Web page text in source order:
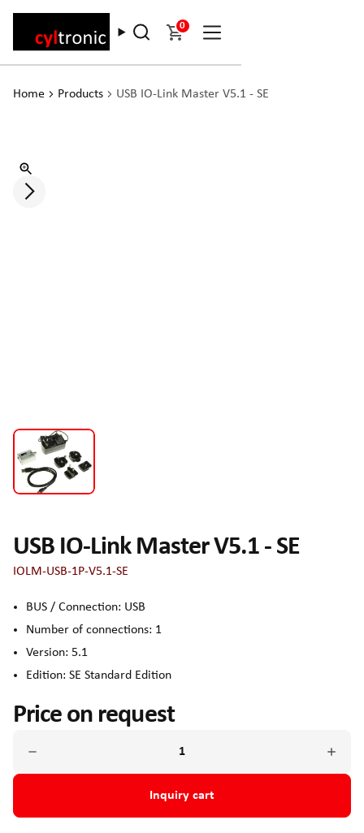
0
Home Products USB IO-Link Master V5.1 - SE
USB IO-Link Master V5.1 - SE
IOLM-USB-1P-V5.1-SE
BUS / Connection: USB
Number of connections: 1
Version: 5.1
Edition: SE Standard Edition
Price on request
Inquiry cart